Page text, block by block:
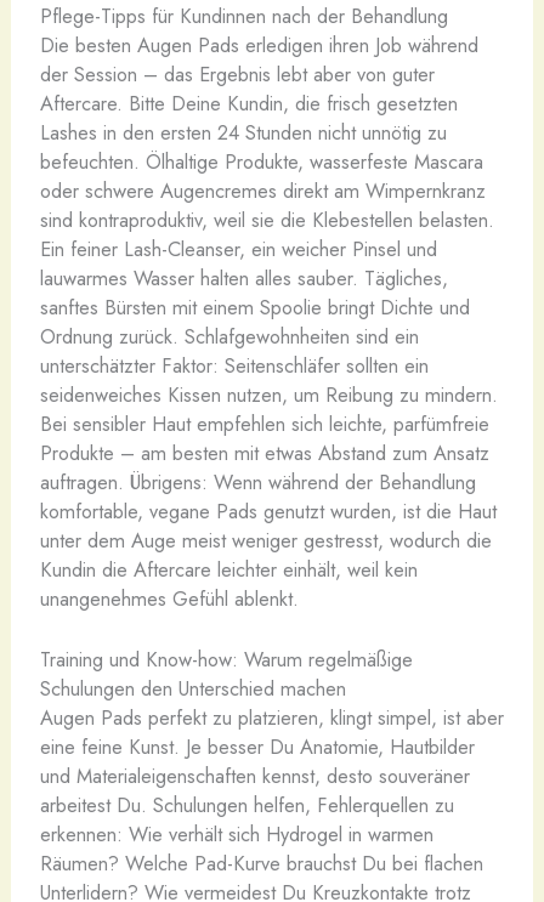
Pflege-Tipps für Kundinnen nach der Behandlung
Die besten Augen Pads erledigen ihren Job während
der Session – das Ergebnis lebt aber von guter
Aftercare. Bitte Deine Kundin, die frisch gesetzten
Lashes in den ersten 24 Stunden nicht unnötig zu
befeuchten. Ölhaltige Produkte, wasserfeste Mascara
oder schwere Augencremes direkt am Wimpernkranz
sind kontraproduktiv, weil sie die Klebestellen belasten.
Ein feiner Lash-Cleanser, ein weicher Pinsel und
lauwarmes Wasser halten alles sauber. Tägliches,
sanftes Bürsten mit einem Spoolie bringt Dichte und
Ordnung zurück. Schlafgewohnheiten sind ein
unterschätzter Faktor: Seitenschläfer sollten ein
seidenweiches Kissen nutzen, um Reibung zu mindern.
Bei sensibler Haut empfehlen sich leichte, parfümfreie
Produkte – am besten mit etwas Abstand zum Ansatz
auftragen. Übrigens: Wenn während der Behandlung
komfortable, vegane Pads genutzt wurden, ist die Haut
unter dem Auge meist weniger gestresst, wodurch die
Kundin die Aftercare leichter einhält, weil kein
unangenehmes Gefühl ablenkt.
Training und Know-how: Warum regelmäßige
Schulungen den Unterschied machen
Augen Pads perfekt zu platzieren, klingt simpel, ist aber
eine feine Kunst. Je besser Du Anatomie, Hautbilder
und Materialeigenschaften kennst, desto souveräner
arbeitest Du. Schulungen helfen, Fehlerquellen zu
erkennen: Wie verhält sich Hydrogel in warmen
Räumen? Welche Pad-Kurve brauchst Du bei flachen
Unterlidern? Wie vermeidest Du Kreuzkontakte trotz